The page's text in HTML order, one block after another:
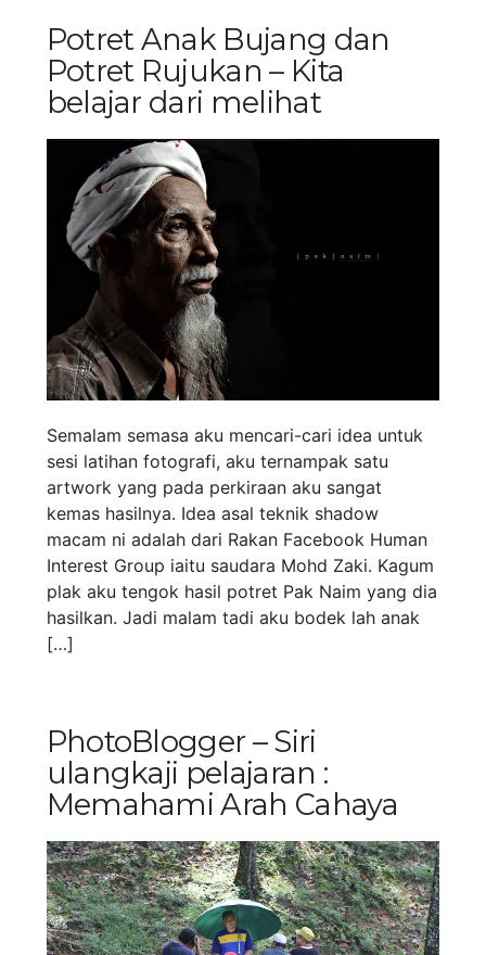
Potret Anak Bujang dan
Potret Rujukan – Kita
belajar dari melihat
Semalam semasa aku mencari-cari idea untuk
sesi latihan fotografi, aku ternampak satu
artwork yang pada perkiraan aku sangat
kemas hasilnya. Idea asal teknik shadow
macam ni adalah dari Rakan Facebook Human
Interest Group iaitu saudara Mohd Zaki. Kagum
plak aku tengok hasil potret Pak Naim yang dia
hasilkan. Jadi malam tadi aku bodek lah anak
[…]
PhotoBlogger – Siri
ulangkaji pelajaran :
Memahami Arah Cahaya